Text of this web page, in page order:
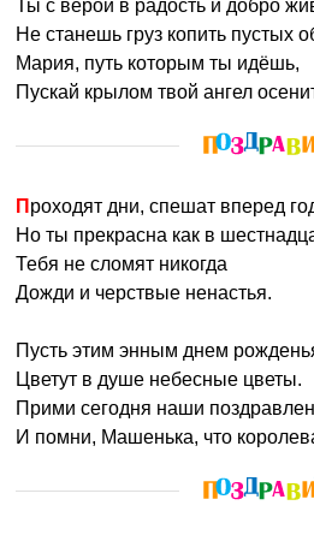
Ты с верой в радость и добро
Не станешь груз копить пустых
Мария, путь которым ты идёшь,
Пускай крылом твой ангел
Проходят дни, спешат вперед
Но ты прекрасна как в
Тебя не сломят никогда
Дожди и черствые ненастья.
Пусть этим энным днем
Цветут в душе небесные цветы.
Прими сегодня наши
И помни, Машенька, что